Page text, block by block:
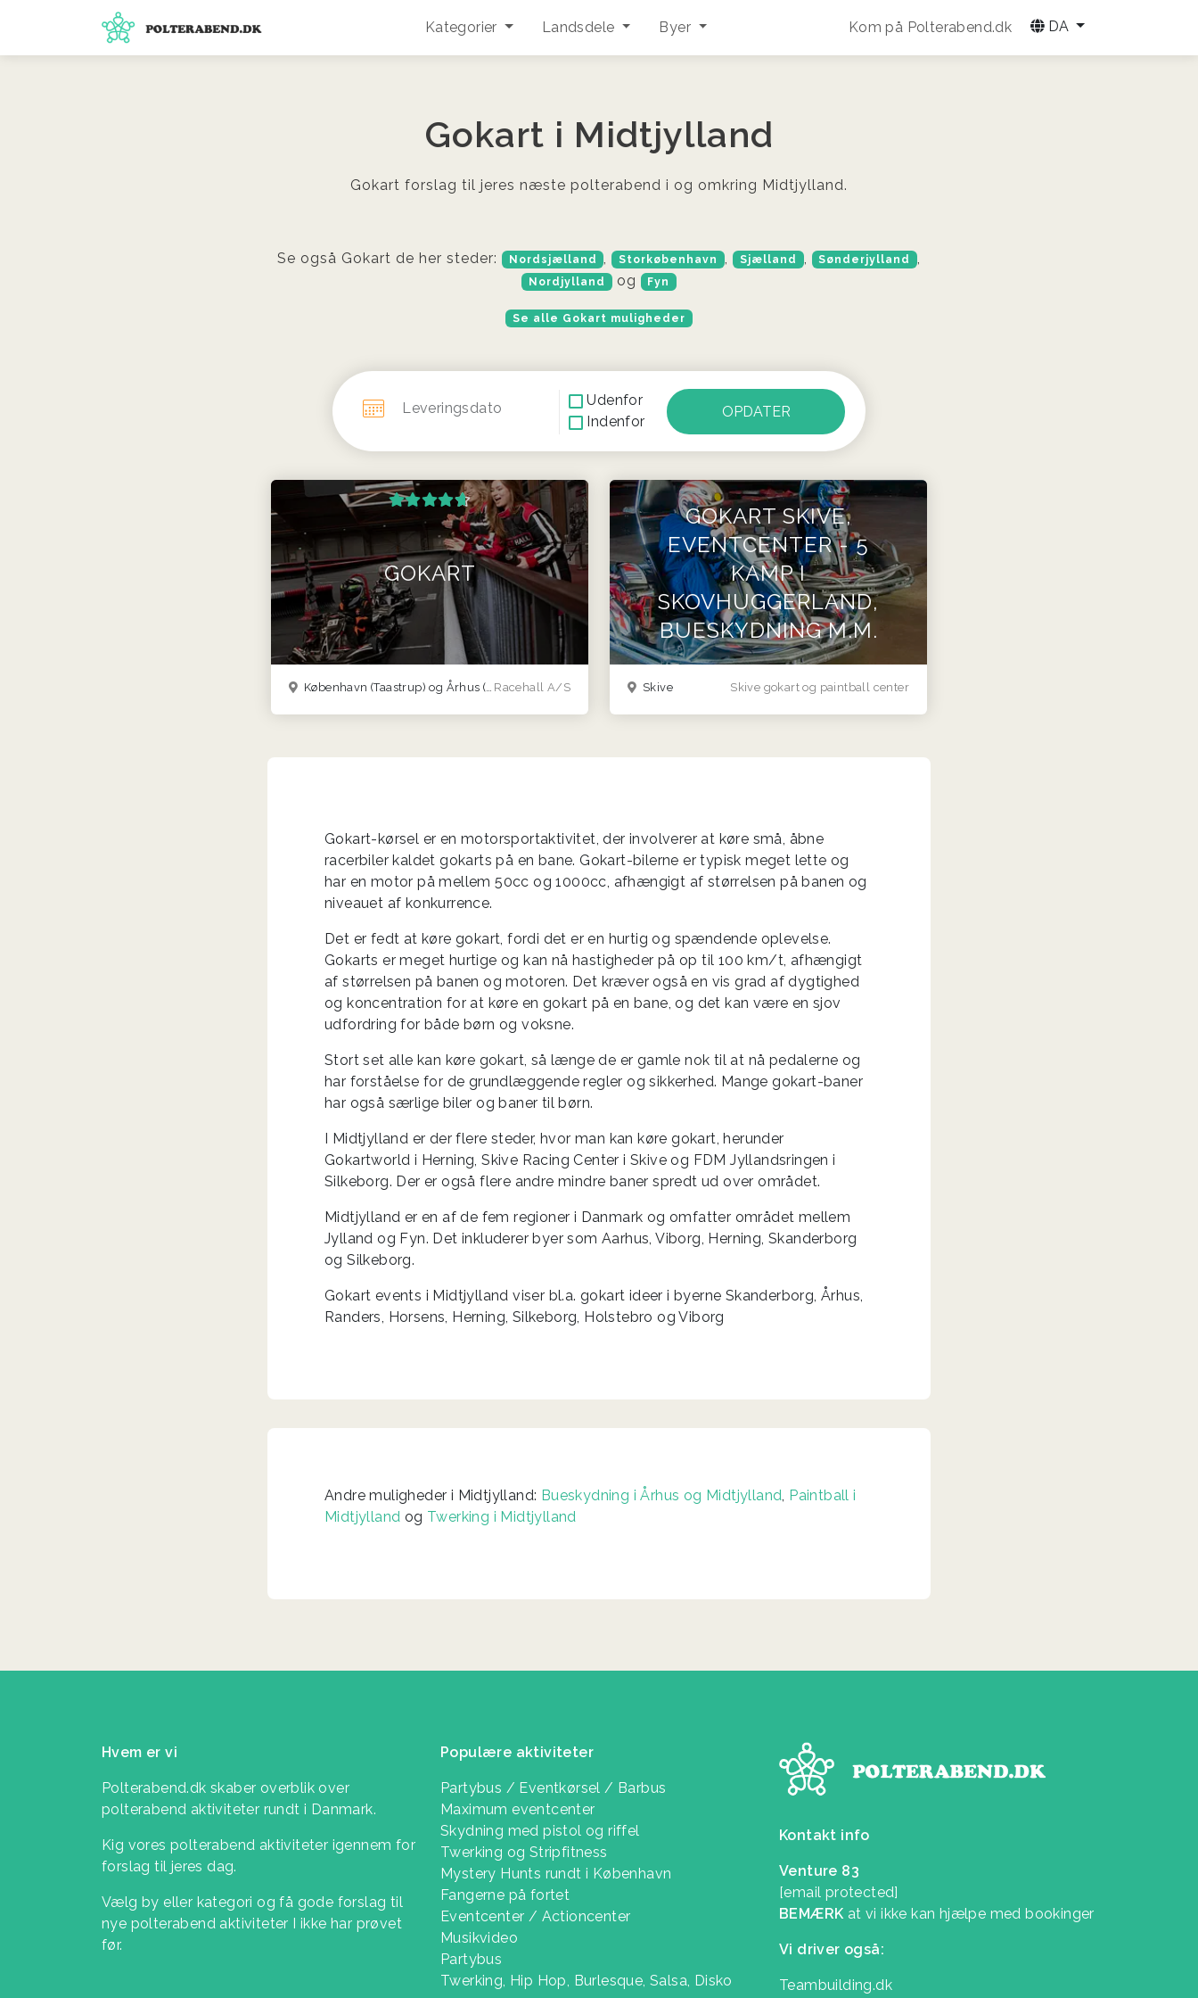
Kategorier Landsdele Byer Kom på Polterabend.dk DA
Gokart i Midtjylland
Gokart forslag til jeres næste polterabend i og omkring Midtjylland.
Se også Gokart de her steder: Nordsjælland , Storkøbenhavn , Sjælland , Sønderjylland ,
Nordjylland og Fyn
Se alle Gokart muligheder
Leveringsdato
Udenfor
Indenfor
GOKART
Racehall A/S
København (Taastrup) og Århus (Viby J )
GOKART SKIVE,
EVENTCENTER - 5
KAMP I
SKOVHUGGERLAND,
BUESKYDNING M.M.
Skive gokart og paintball center
Skive
Gokart-kørsel er en motorsportaktivitet, der involverer at køre små, åbne
racerbiler kaldet gokarts på en bane. Gokart-bilerne er typisk meget lette og
har en motor på mellem 50cc og 1000cc, afhængigt af størrelsen på banen og
niveauet af konkurrence.
Det er fedt at køre gokart, fordi det er en hurtig og spændende oplevelse.
Gokarts er meget hurtige og kan nå hastigheder på op til 100 km/t, afhængigt
af størrelsen på banen og motoren. Det kræver også en vis grad af dygtighed
og koncentration for at køre en gokart på en bane, og det kan være en sjov
udfordring for både børn og voksne.
Stort set alle kan køre gokart, så længe de er gamle nok til at nå pedalerne og
har forståelse for de grundlæggende regler og sikkerhed. Mange gokart-baner
har også særlige biler og baner til børn.
I Midtjylland er der flere steder, hvor man kan køre gokart, herunder
Gokartworld i Herning, Skive Racing Center i Skive og FDM Jyllandsringen i
Silkeborg. Der er også flere andre mindre baner spredt ud over området.
Midtjylland er en af de fem regioner i Danmark og omfatter området mellem
Jylland og Fyn. Det inkluderer byer som Aarhus, Viborg, Herning, Skanderborg
og Silkeborg.
Gokart events i Midtjylland viser bl.a. gokart ideer i byerne Skanderborg, Århus,
Randers, Horsens, Herning, Silkeborg, Holstebro og Viborg
Andre muligheder i Midtjylland: Bueskydning i Århus og Midtjylland, Paintball i
Midtjylland og Twerking i Midtjylland
Hvem er vi
Polterabend.dk skaber overblik over
polterabend aktiviteter rundt i Danmark.
Kig vores polterabend aktiviteter igennem for
forslag til jeres dag.
Vælg by eller kategori og få gode forslag til
nye polterabend aktiviteter I ikke har prøvet
før.
Populære aktiviteter
Partybus / Eventkørsel / Barbus
Maximum eventcenter
Skydning med pistol og riffel
Twerking og Stripfitness
Mystery Hunts rundt i København
Fangerne på fortet
Eventcenter / Actioncenter
Musikvideo
Partybus
Twerking, Hip Hop, Burlesque, Salsa, Disko
Kontakt info
Venture 83
[email protected]
BEMÆRK at vi ikke kan hjælpe med bookinger
Vi driver også:
Teambuilding.dk